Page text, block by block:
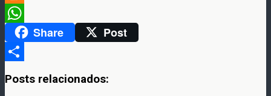
Meneame
WhatsAppShare Post
Posts relacionados: